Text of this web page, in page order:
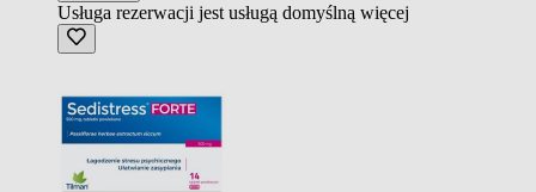
Usługa rezerwacji jest usługą domyślną więcej